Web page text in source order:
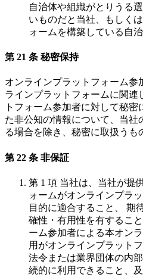
自治体や組織がとりうる
いものだと当社、もしく
ォームを構築している自
第 21 条 秘密保持
オンラインプラットフォーム参
ラインプラットフォームに関連
トフォーム参加者に対して秘
た非公知の情報について、当社
る場合を除き、秘密に取扱うも
第 22 条 非保証
第 1 項 当社は、当社が提
ォームがオンラインプラ
目的に適合すること、 期
確性・有用性を有するこ
ーム参加者による本オン
用がオンラインプラット
法令または業界団体の内
続的に利用できること、